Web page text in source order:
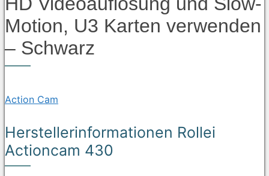
Motion, U3 Karten verwenden
– Schwarz
Action Cam
Herstellerinformationen Rollei
Actioncam 430